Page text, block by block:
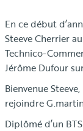
En ce début
Steeve Cherrier
Technico-
Jérôme Dufour
Bienvenue
rejoindre
Diplômé d’un